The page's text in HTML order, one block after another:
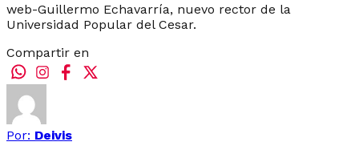
web-Guillermo Echavarría, nuevo rector de la
Universidad Popular del Cesar.
Compartir en
Por: Deivis